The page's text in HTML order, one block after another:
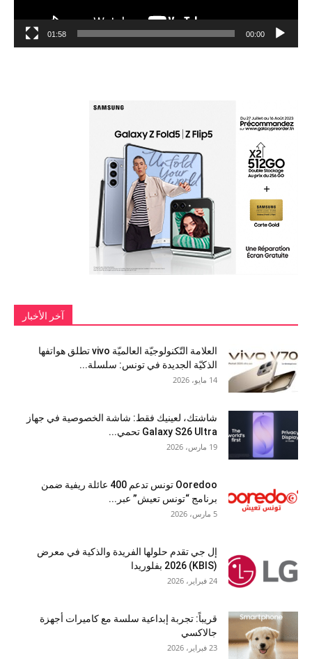
00:00
01:58
آخر الأخبار
العلامة التّكنولوجيّة العالميّة vivo تطلق هواتفها
الذكيّة الجديدة في تونس: سلسلة...
14 مايو، 2026
شاشتك، لعينيك فقط: شاشة الخصوصية في جهاز
Galaxy S26 Ultra تحمي...
19 مارس، 2026
Ooredoo تونس تدعم 400 عائلة ريفية ضمن
برنامج “تونس تعيش” عبر...
5 مارس، 2026
إل جي تقدم حلولها الفريدة والذكية في معرض
(KBIS) 2026 بفلوريدا
24 فبراير، 2026
قريباً: تجربة إبداعية سلسة مع كاميرات أجهزة
جالاكسي
23 فبراير، 2026